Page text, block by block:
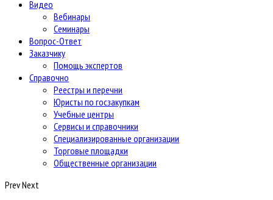
Видео
Вебинары
Семинары
Вопрос-Ответ
Заказчику
Помощь экспертов
Справочно
Реестры и перечни
Юристы по госзакупкам
Учебные центры
Сервисы и справочники
Специализированные организации
Торговые площадки
Общественные организации
PrevNext